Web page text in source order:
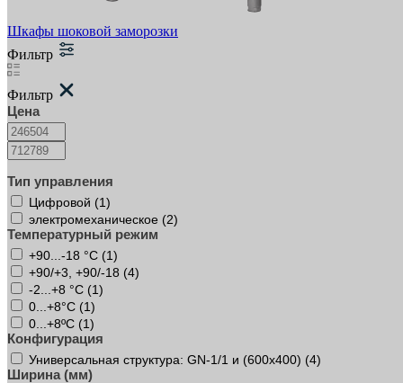
Шкафы шоковой заморозки
Фильтр
Фильтр
Цена
Тип управления
Цифровой (1)
электромеханическое (2)
Температурный режим
+90...-18 °C (1)
+90/+3, +90/-18 (4)
-2...+8 °C (1)
0...+8°С (1)
0...+8ºC (1)
Конфигурация
Универсальная структура: GN-1/1 и (600х400) (4)
Ширина (мм)